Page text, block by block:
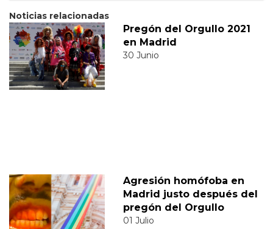
Noticias relacionadas
Pregón del Orgullo 2021
en Madrid
30 Junio
Agresión homófoba en
Madrid justo después del
pregón del Orgullo
01 Julio